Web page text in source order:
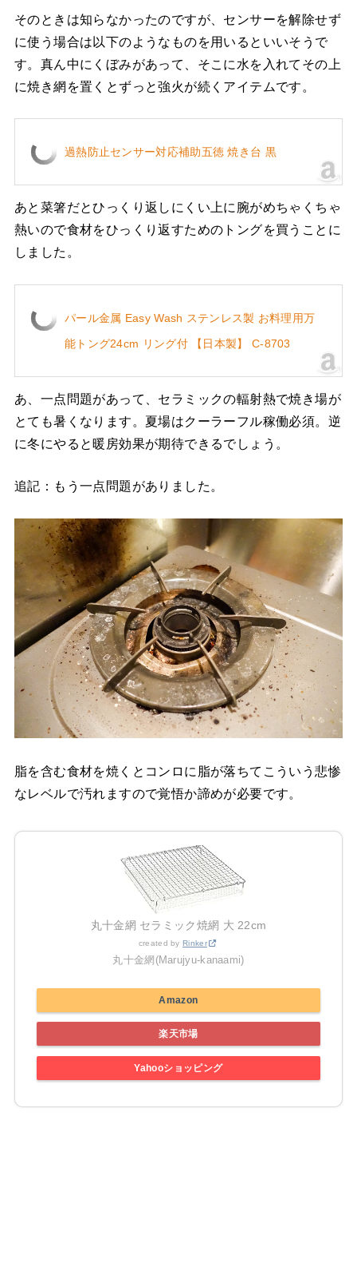
そのときは知らなかったのですが、センサーを解除せず
に使う場合は以下のようなものを用いるといいそうで
す。真ん中にくぼみがあって、そこに水を入れてその上
に焼き網を置くとずっと強火が続くアイテムです。
過熱防止センサー対応補助五徳 焼き台 黒
あと菜箸だとひっくり返しにくい上に腕がめちゃくちゃ
熱いので食材をひっくり返すためのトングを買うことに
しました。
パール金属 Easy Wash ステンレス製 お料理用万
能トング24cm リング付 【日本製】 C-8703
あ、一点問題があって、セラミックの輻射熱で焼き場が
とても暑くなります。夏場はクーラーフル稼働必須。逆
に冬にやると暖房効果が期待できるでしょう。
追記：もう一点問題がありました。
脂を含む食材を焼くとコンロに脂が落ちてこういう悲惨
なレベルで汚れますので覚悟か諦めが必要です。
丸十金網 セラミック焼網 大 22cm
created byRinker
丸十金網(Marujyu-kanaami)
Amazon
楽天市場
Yahooショッピング